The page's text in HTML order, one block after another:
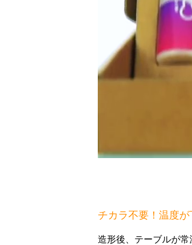
チカラ不要！温度が
造形後、テーブルが常